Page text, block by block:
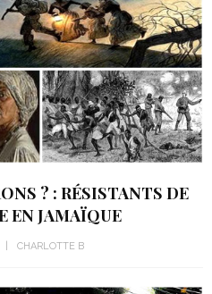
? : RÉSISTANTS DE
EN JAMAÏQUE
CHARLOTTE B